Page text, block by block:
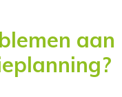
aan